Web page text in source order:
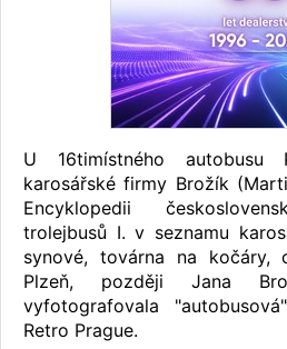
U 16timístného autobusu
karosářské firmy Brožík
Encyklopedii
trolejbusů I. v seznamu
synové, továrna na kočáry,
Plzeň, později Jana
vyfotografovala
Retro Prague.